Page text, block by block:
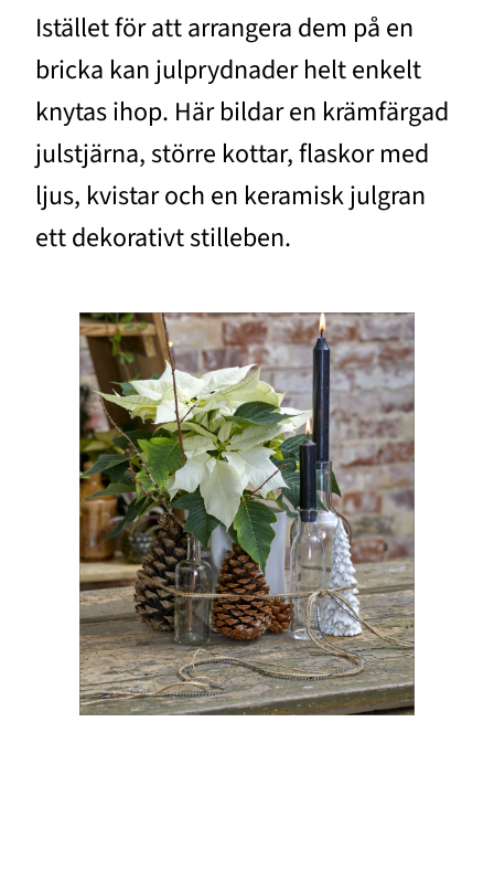
Istället för att arrangera dem på en
bricka kan julprydnader helt enkelt
knytas ihop. Här bildar en krämfärgad
julstjärna, större kottar, flaskor med
ljus, kvistar och en keramisk julgran
ett dekorativt stilleben.